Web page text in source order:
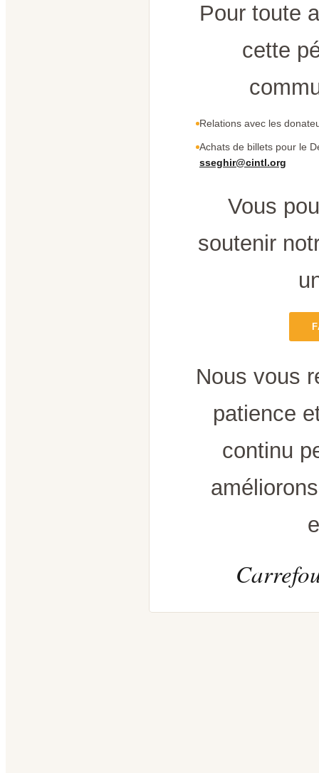
Pour toute
cette
Relations avec les
Achats de billets pour le
sseghir@cintl.org
Vous
soutenir
Nous vous
patience
continu